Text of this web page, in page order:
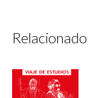
Relacionado